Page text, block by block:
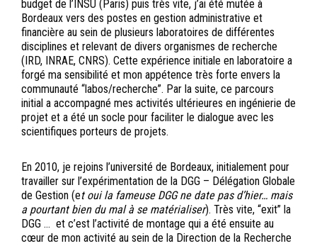
budget de l’INSU (Paris) puis très vite, j’ai été mutée à
Bordeaux vers des postes en gestion administrative et
financière au sein de plusieurs laboratoires de différentes
disciplines et relevant de divers organismes de recherche
(IRD, INRAE, CNRS). Cette expérience initiale en laboratoire a
forgé ma sensibilité et mon appétence très forte envers la
communauté “labos/recherche”. Par la suite, ce parcours
initial a accompagné mes activités ultérieures en ingénierie de
projet et a été un socle pour faciliter le dialogue avec les
scientifiques porteurs de projets.
En 2010, je rejoins l’université de Bordeaux, initialement pour
travailler sur l’expérimentation de la DGG – Délégation Globale
de Gestion (et oui la fameuse DGG ne date pas d’hier… mais
a pourtant bien du mal à se matérialiser). Très vite, “exit” la
DGG … et c’est l’activité de montage qui a été ensuite au
cœur de mon activité au sein de la Direction de la Recherche